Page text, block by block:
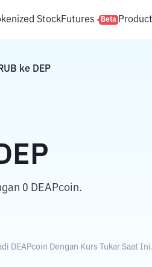
StockFutures Beta Product
RUB ke DEP
0 DEAPcoin.
DEAPcoin Dengan Kurs Tukar Saat Ini.